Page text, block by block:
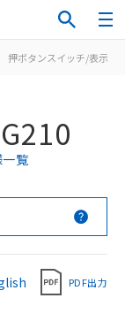
押ボタンスイッチ/表示灯
覧
PDF出力